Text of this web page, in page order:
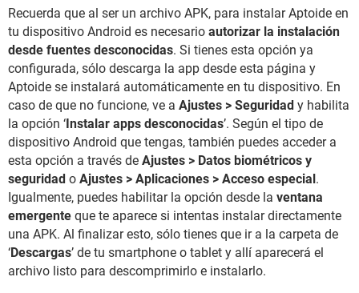
Recuerda que al ser un archivo APK, para instalar Aptoide en
tu dispositivo Android es necesario autorizar la instalación
desde fuentes desconocidas. Si tienes esta opción ya
configurada, sólo descarga la app desde esta página y
Aptoide se instalará automáticamente en tu dispositivo. En
caso de que no funcione, ve a Ajustes > Seguridad y habilita
la opción ‘Instalar apps desconocidas’. Según el tipo de
dispositivo Android que tengas, también puedes acceder a
esta opción a través de Ajustes > Datos biométricos y
seguridad o Ajustes > Aplicaciones > Acceso especial.
Igualmente, puedes habilitar la opción desde la ventana
emergente que te aparece si intentas instalar directamente
una APK. Al finalizar esto, sólo tienes que ir a la carpeta de
‘Descargas’ de tu smartphone o tablet y allí aparecerá el
archivo listo para descomprimirlo e instalarlo.